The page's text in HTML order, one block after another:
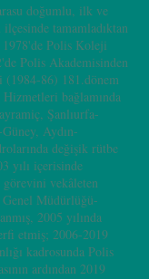
doğumlu, ilk ve
tamamladıktan
1978'de Polis Koleji
Polis Akademisinden
(1984-86) 181.dönem
bağlamında
Şanlıurfa-
Aydın-
değişik rütbe
yılı içerisinde
vekâleten
Müdürlüğü-
2005 yılında
etmiş; 2006-2019
kadrosunda Polis
ardından 2019